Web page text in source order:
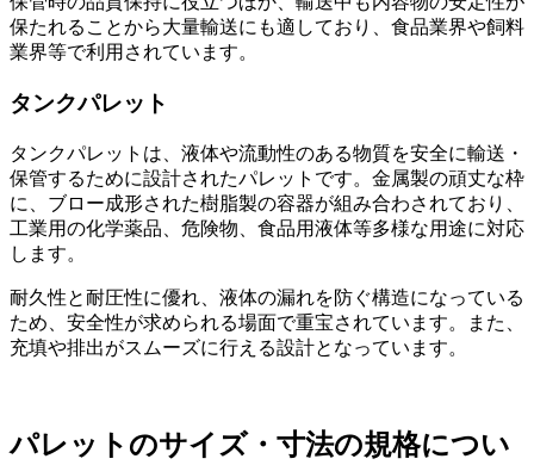
保たれることから大量輸送にも適しており、食品業界や飼料
業界等で利用されています。
タンクパレット
タンクパレットは、液体や流動性のある物質を安全に輸送・
保管するために設計されたパレットです。金属製の頑丈な枠
に、ブロー成形された樹脂製の容器が組み合わされており、
工業用の化学薬品、危険物、食品用液体等多様な用途に対応
します。
耐久性と耐圧性に優れ、液体の漏れを防ぐ構造になっている
ため、安全性が求められる場面で重宝されています。また、
充填や排出がスムーズに行える設計となっています。
パレットのサイズ・寸法の規格につい